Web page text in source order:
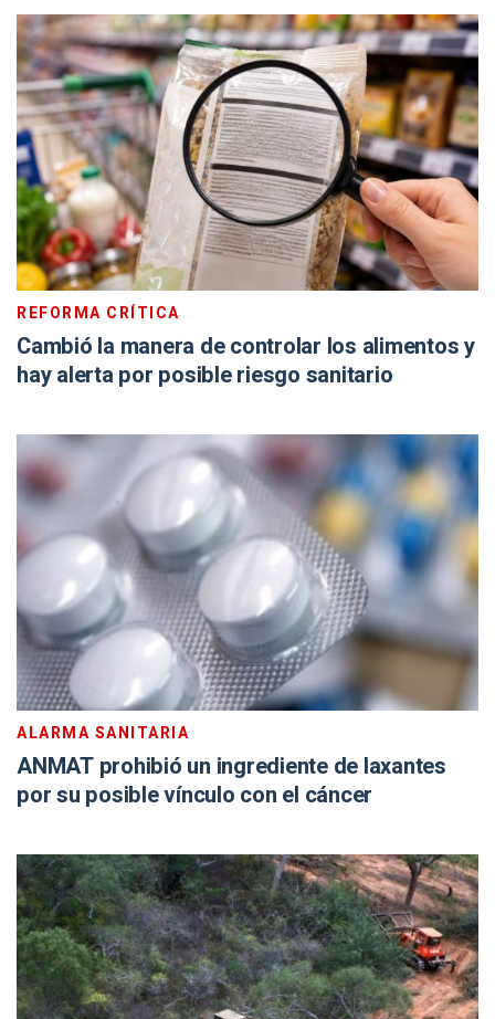
REFORMA CRÍTICA
Cambió la manera de controlar los alimentos y
hay alerta por posible riesgo sanitario
ALARMA SANITARIA
ANMAT prohibió un ingrediente de laxantes
por su posible vínculo con el cáncer